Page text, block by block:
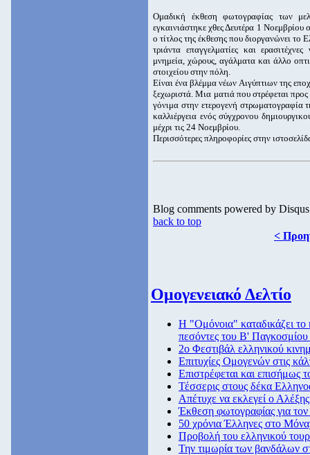
Oμαδική έκθεση φωτογραφίας των
εγκαινιάστηκε χθες Δευτέρα 1 Νοεμβρίου
ο τίτλος της έκθεσης που διοργανώνει
τριάντα επαγγελματίες και
μνημεία, χώρους, αγάλματα και άλλο
στοιχείου στην πόλη.
Είναι ένα βλέμμα νέων Αιγύπτιων της
ξεχωριστά. Μια ματιά που στρέφεται προς
γόνιμα στην ετερογενή στρωματογραφία
καλλιέργεια ενός σύγχρονου
μέχρι τις 24 Νοεμβρίου.
Περισσότερες πληροφορίες στην
Blog comments powered by Disqus
back to top
<
Ομογενειακό Δελτίο
Η "Ομόνοια" καταδικάζει το
πεσόντες του Β'
2ο Φεστιβάλ ελληνικού
Επιτυχίες Ομογενών στις
Επιστρέφεται και επισήμως
Τέσσερις στους δέκα
Απέτυχε να εκλεγεί ο Αλέξης
Έκθεση φωτογραφίας για
50 χρόνια Έλληνες στο
Προβολή του ελληνικού
Την τιμωρία των βανδάλων